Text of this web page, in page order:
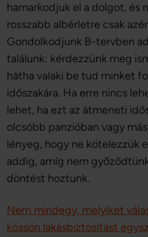
hamarkodjuk el a dolgot, és
rosszabb albérletre csak
Gondolkodjunk B-tervben
találunk: kérdezzünk meg
hátha valaki be tud minket
időszakára. Ha erre nincs
lehet, ha ezt az átmeneti
olcsóbb panzióban vagy
lényeg, hogy ne kötelezzük
addig, amíg nem
döntést hoztunk.
Nem mindegy, melyiket
kössön lakásbiztosítást